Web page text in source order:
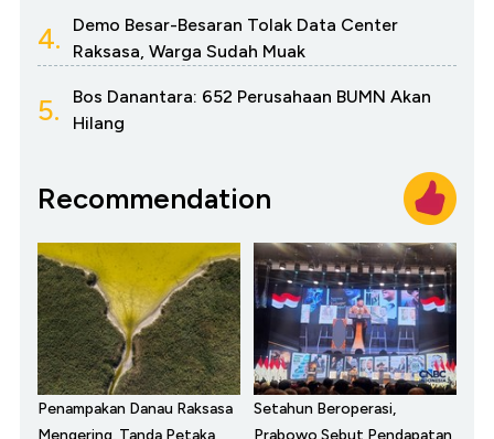
4.
Demo Besar-Besaran Tolak Data Center
Raksasa, Warga Sudah Muak
5.
Bos Danantara: 652 Perusahaan BUMN Akan
Hilang
Recommendation
Penampakan Danau Raksasa
Setahun Beroperasi,